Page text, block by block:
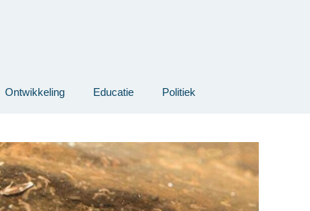
Ontwikkeling Educatie Politiek